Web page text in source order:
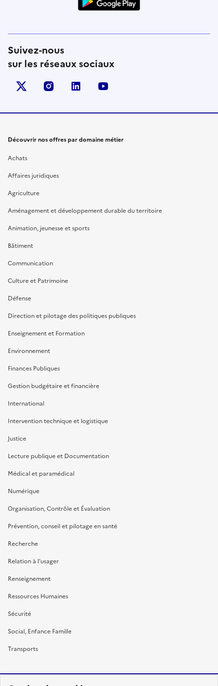
Suivez-nous
sur les réseaux sociaux
X (anciennement Twitter)
instagramlinkedin
Découvrir nos offres par domaine métier
Achats
Affaires juridiques
Agriculture
Aménagement et développement durable du territoire
Animation, jeunesse et sports
Bâtiment
Communication
Culture et Patrimoine
Défense
Direction et pilotage des politiques publiques
Enseignement et Formation
Environnement
Finances Publiques
Gestion budgétaire et financière
International
Intervention technique et logistique
Justice
Lecture publique et Documentation
Médical et paramédical
Numérique
Organisation, Contrôle et Évaluation
Prévention, conseil et pilotage en santé
Recherche
Relation à l’usager
Renseignement
Ressources Humaines
Sécurité
Social, Enfance Famille
Transports